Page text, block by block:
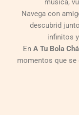
música,
Navega con
descubrid
infinitos
En A Tu Bola
momentos